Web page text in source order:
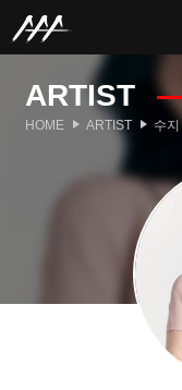
ARTIST
HOME ARTIST 수지